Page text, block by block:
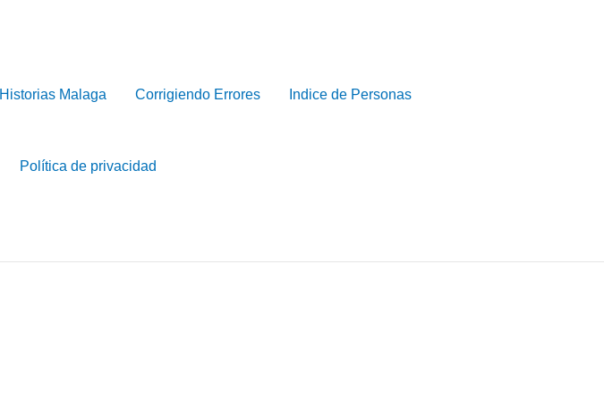
Historias Malaga Corrigiendo Errores Indice de Personas
Política de privacidad